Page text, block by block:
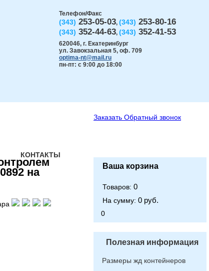
Телефон/Факс
(343) 253-05-03, (343) 253-80-16
(343) 352-44-63, (343) 352-41-53
620046, г. Екатеринбург
ул. Завокзальная 5, оф. 709
optima-nt@mail.ru
пн-пт: с 9:00 до 18:00
КОНТАКТЫ
на
Заказать Обратный звонок
Ваша корзина
Товаров: 0
На сумму: 0 руб.
0
Полезная информация
Размеры жд контейнеров